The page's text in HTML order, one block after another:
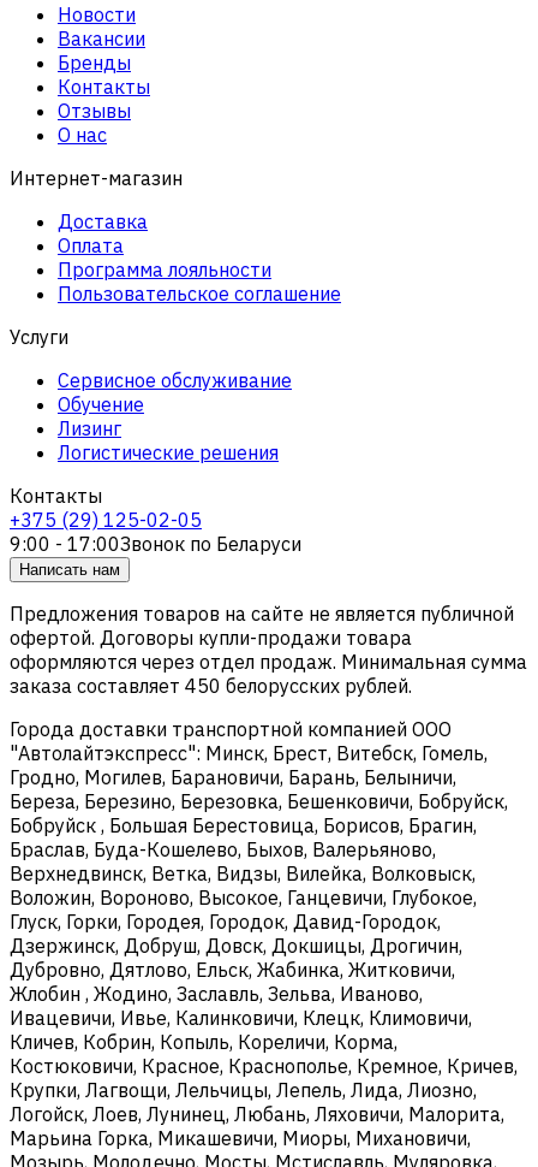
Новости
Вакансии
Бренды
Контакты
Отзывы
О нас
Интернет-магазин
Доставка
Оплата
Программа лояльности
Пользовательское соглашение
Услуги
Сервисное обслуживание
Обучение
Лизинг
Логистические решения
Контакты
+375 (29) 125-02-05
9:00 - 17:00Звонок по Беларуси
Написать нам
Предложения товаров на сайте не является публичной
офертой. Договоры купли-продажи товара
оформляются через отдел продаж. Минимальная сумма
заказа составляет 450 белорусских рублей.
Города доставки транспортной компанией ООО
"Автолайтэкспресс": Минск, Брест, Витебск, Гомель,
Гродно, Могилев, Барановичи, Барань, Белыничи,
Береза, Березино, Березовка, Бешенковичи, Бобруйск,
Бобруйск , Большая Берестовица, Борисов, Брагин,
Браслав, Буда-Кошелево, Быхов, Валерьяново,
Верхнедвинск, Ветка, Видзы, Вилейка, Волковыск,
Воложин, Вороново, Высокое, Ганцевичи, Глубокое,
Глуск, Горки, Городея, Городок, Давид-Городок,
Дзержинск, Добруш, Довск, Докшицы, Дрогичин,
Дубровно, Дятлово, Ельск, Жабинка, Житковичи,
Жлобин , Жодино, Заславль, Зельва, Иваново,
Ивацевичи, Ивье, Калинковичи, Клецк, Климовичи,
Кличев, Кобрин, Копыль, Кореличи, Корма,
Костюковичи, Красное, Краснополье, Кремное, Кричев,
Крупки, Лагвощи, Лельчицы, Лепель, Лида, Лиозно,
Логойск, Лоев, Лунинец, Любань, Ляховичи, Малорита,
Марьина Горка, Микашевичи, Миоры, Михановичи,
Мозырь, Молодечно, Мосты, Мстиславль, Муляровка,